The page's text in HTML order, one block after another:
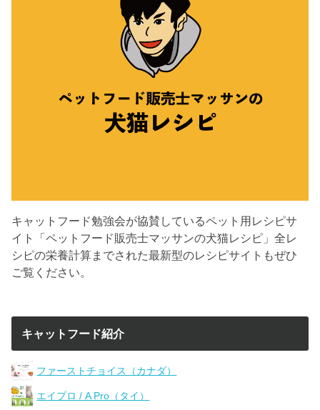
キャットフード勉強会が協賛しているペット用レシピサ
イト「ペットフード販売士マッサンの犬猫レシピ」全レ
シピの栄養計算までされた最新型のレシピサイトもぜひ
ご覧ください。
キャットフード紹介
ファーストチョイス（カナダ）
エイプロ / A Pro（タイ）